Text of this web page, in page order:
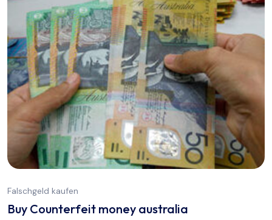
Falschgeld kaufen
Buy Counterfeit money australia